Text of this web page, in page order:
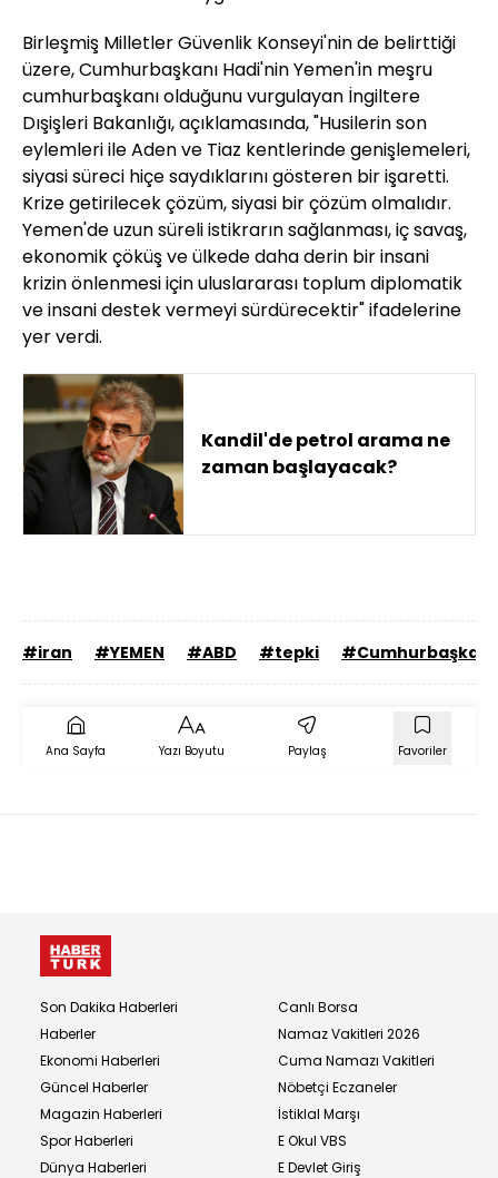
Birleşmiş Milletler Güvenlik Konseyi'nin de belirttiği
üzere, Cumhurbaşkanı Hadi'nin Yemen'in meşru
cumhurbaşkanı olduğunu vurgulayan İngiltere
Dışişleri Bakanlığı, açıklamasında, "Husilerin son
eylemleri ile Aden ve Tiaz kentlerinde genişlemeleri,
siyasi süreci hiçe saydıklarını gösteren bir işaretti.
Krize getirilecek çözüm, siyasi bir çözüm olmalıdır.
Yemen'de uzun süreli istikrarın sağlanması, iç savaş,
ekonomik çöküş ve ülkede daha derin bir insani
krizin önlenmesi için uluslararası toplum diplomatik
ve insani destek vermeyi sürdürecektir" ifadelerine
yer verdi.
Kandil'de petrol arama ne
zaman başlayacak?
#iran #YEMEN #ABD #tepki
Ana Sayfa Yazı Boyutu Paylaş Favoriler
Son Dakika Haberleri
Haberler
Ekonomi Haberleri
Güncel Haberler
Magazin Haberleri
Spor Haberleri
Dünya Haberleri
Canlı Borsa
Namaz Vakitleri 2026
Cuma Namazı Vakitleri
Nöbetçi Eczaneler
İstiklal Marşı
E Okul VBS
E Devlet Giriş